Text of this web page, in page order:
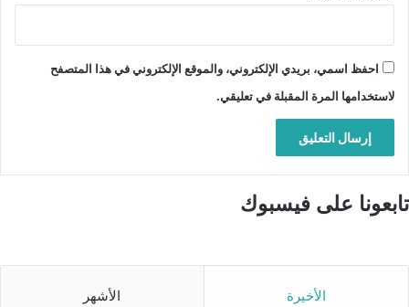
احفظ اسمي، بريدي الإلكتروني، والموقع الإلكتروني في هذا المتصفح
لاستخدامها المرة المقبلة في تعليقي.
تابعونا على فيسبوك
الأخيرة الأشهر